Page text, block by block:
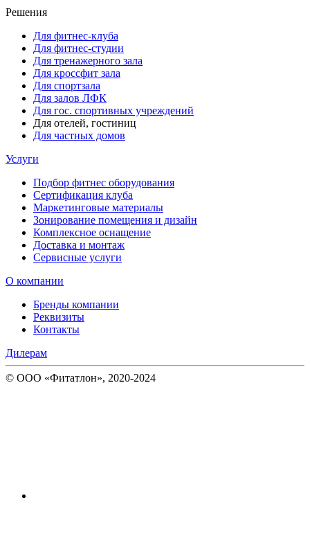
Решения
Для фитнес-клуба
Для фитнес-студии
Для тренажерного зала
Для кроссфит зала
Для спортзала
Для залов ЛФК
Для гос. спортивных учреждений
Для отелей, гостиниц
Для частных домов
Услуги
Подбор фитнес оборудования
Сертификация клуба
Маркетинговые материалы
Зонирование помещения и дизайн
Комплексное оснащение
Доставка и монтаж
Сервисные услуги
О компании
Бренды компании
Реквизиты
Контакты
Дилерам
© ООО «Фитатлон», 2020-2024